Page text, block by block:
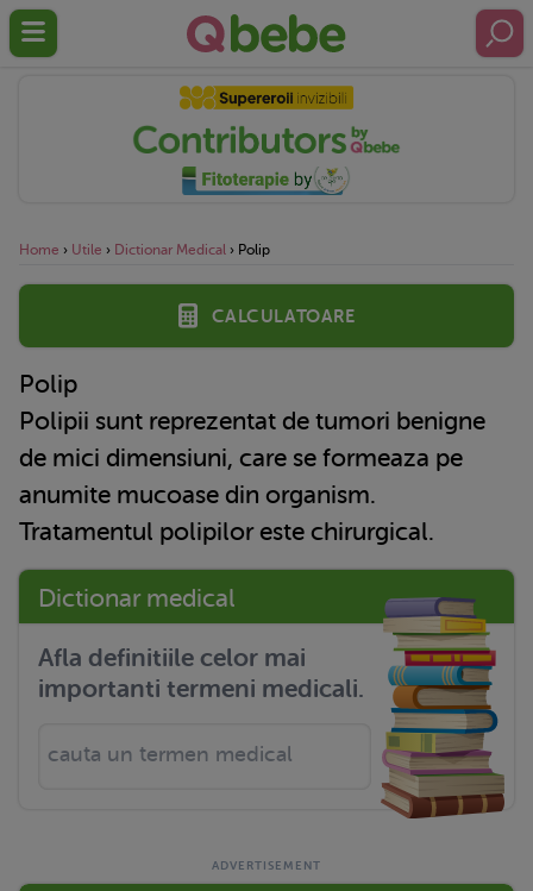
Home › Utile › Dictionar Medical › Polip
Calculatoare
Polip
Polipii sunt reprezentat de tumori benigne
de mici dimensiuni, care se formeaza pe
anumite mucoase din organism.
Tratamentul polipilor este chirurgical.
Dictionar medical
Afla definitiile celor mai
importanti termeni medicali.